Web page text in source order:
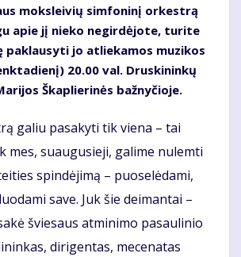
moksleivių simfoninį orkestrą
apie jį nieko negirdėjote, turite
paklausyti jo atliekamos muzikos
20.00 val. Druskininkų
Škaplierinės bažnyčioje.
galiu pasakyti tik viena – tai
mes, suaugusieji, galime nulemti
spindėjimą – puoselėdami,
save. Juk šie deimantai –
šviesaus atminimo pasaulinio
dirigentas, mecenatas